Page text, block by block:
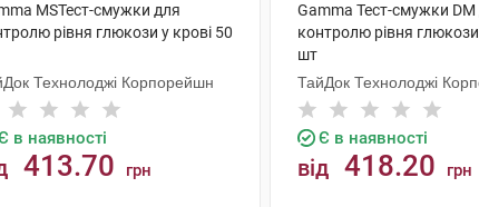
MSТест-смужки для
рівня глюкози у крові 50
Технолоджі Корпорейшн
в наявності
413.70 грн
Gamma Тест-смужки DM
контролю рівня глюкози
шт
ТайДок Технолоджі
Є в наявності
від 418.20 грн